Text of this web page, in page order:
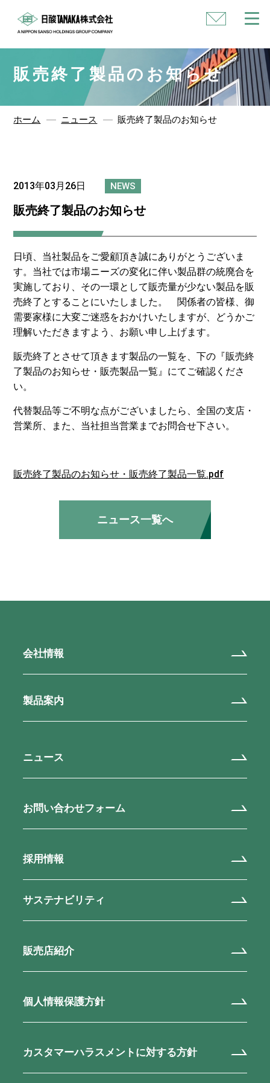
い
合
せ
販売終了製品のお知らせ
ホーム ニュース 販売終了製品のお知らせ
2013年03月26日 NEWS
販売終了製品のお知らせ
日頃、当社製品をご愛顧頂き誠にありがとうございま
す。当社では市場ニーズの変化に伴い製品群の統廃合を
実施しており、その一環として販売量が少ない製品を販
売終了とすることにいたしました。 関係者の皆様、御
需要家様に大変ご迷惑をおかけいたしますが、どうかご
理解いただきますよう、お願い申し上げます。
販売終了とさせて頂きます製品の一覧を、下の『販売終
了製品のお知らせ・販売製品一覧』にてご確認くださ
い。
代替製品等ご不明な点がございましたら、全国の支店・
営業所、また、当社担当営業までお問合せ下さい。
販売終了製品のお知らせ・販売終了製品一覧.pdf
ニュース一覧へ
会社情報
製品案内
ニュース
お問い合わせフォーム
採用情報
サステナビリティ
販売店紹介
個人情報保護方針
カスタマーハラスメントに対する方針